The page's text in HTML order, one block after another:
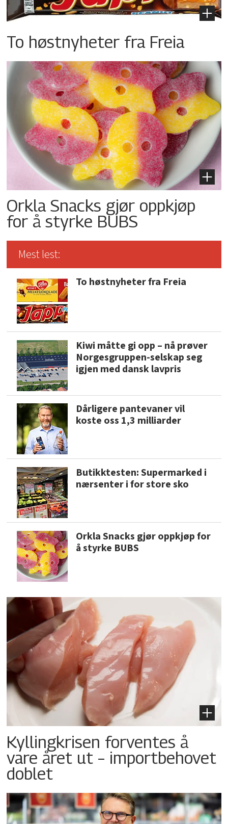
To høstnyheter fra Freia
Orkla Snacks gjør oppkjøp
for å styrke BUBS
Mest lest:
To høstnyheter fra Freia
Kiwi måtte gi opp – nå prøver
Norgesgruppen-selskap seg
igjen med dansk lavpris
Dårligere pantevaner vil
koste oss 1,3 milliarder
Butikktesten: Supermarked i
nærsenter i for store sko
Orkla Snacks gjør oppkjøp for
å styrke BUBS
Kyllingkrisen forventes å
vare året ut – importbehovet
doblet